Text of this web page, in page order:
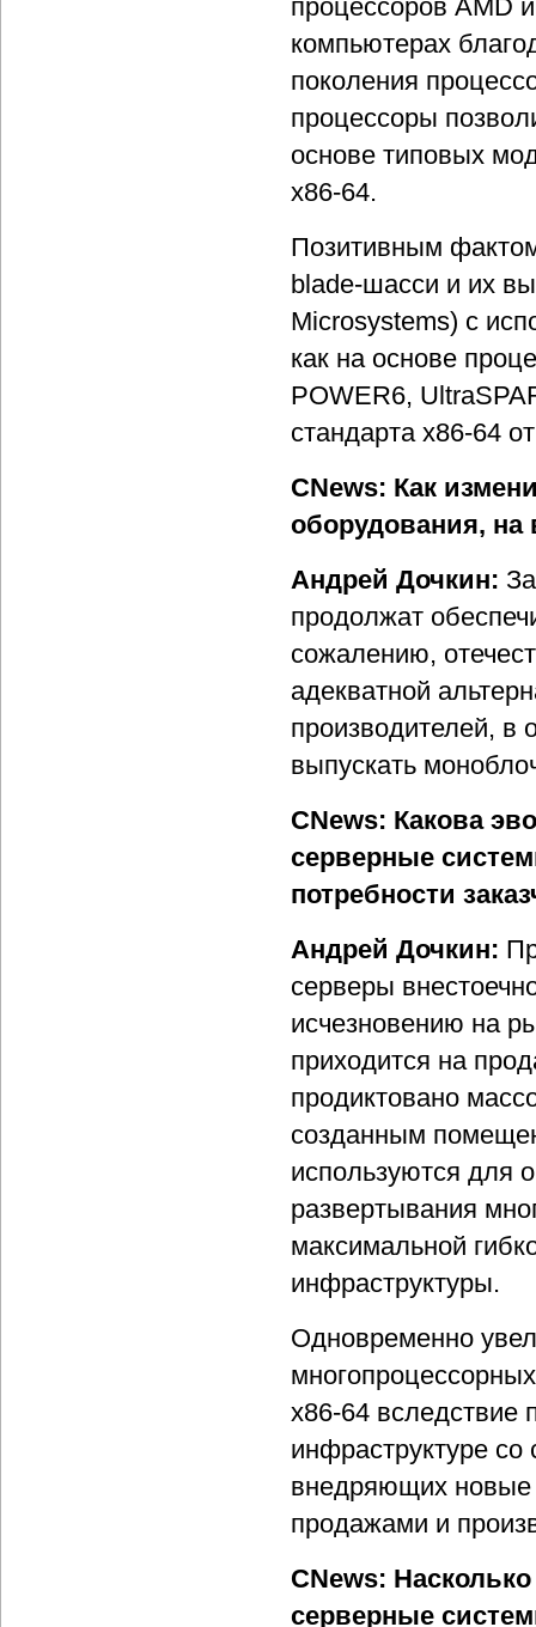
процессоров AMD
компьютерах
поколения
процессоры
основе типовых
х86-64.
Позитивным
blade-шасси и их
Microsystems) с
как на основе
POWER6,
стандарта х86-64
CNews: Как
оборудования, на
Андрей Дочкин:
продолжат
сожалению,
адекватной
производителей, в
выпускать
CNews: Какова
серверные
потребности
Андрей Дочкин:
серверы
исчезновению на
приходится на
продиктовано
созданным
используются для
развертывания
максимальной
инфраструктуры.
Одновременно
х86-64 вследствие
инфраструктуре
внедряющих новые
продажами и
CNews:
серверные